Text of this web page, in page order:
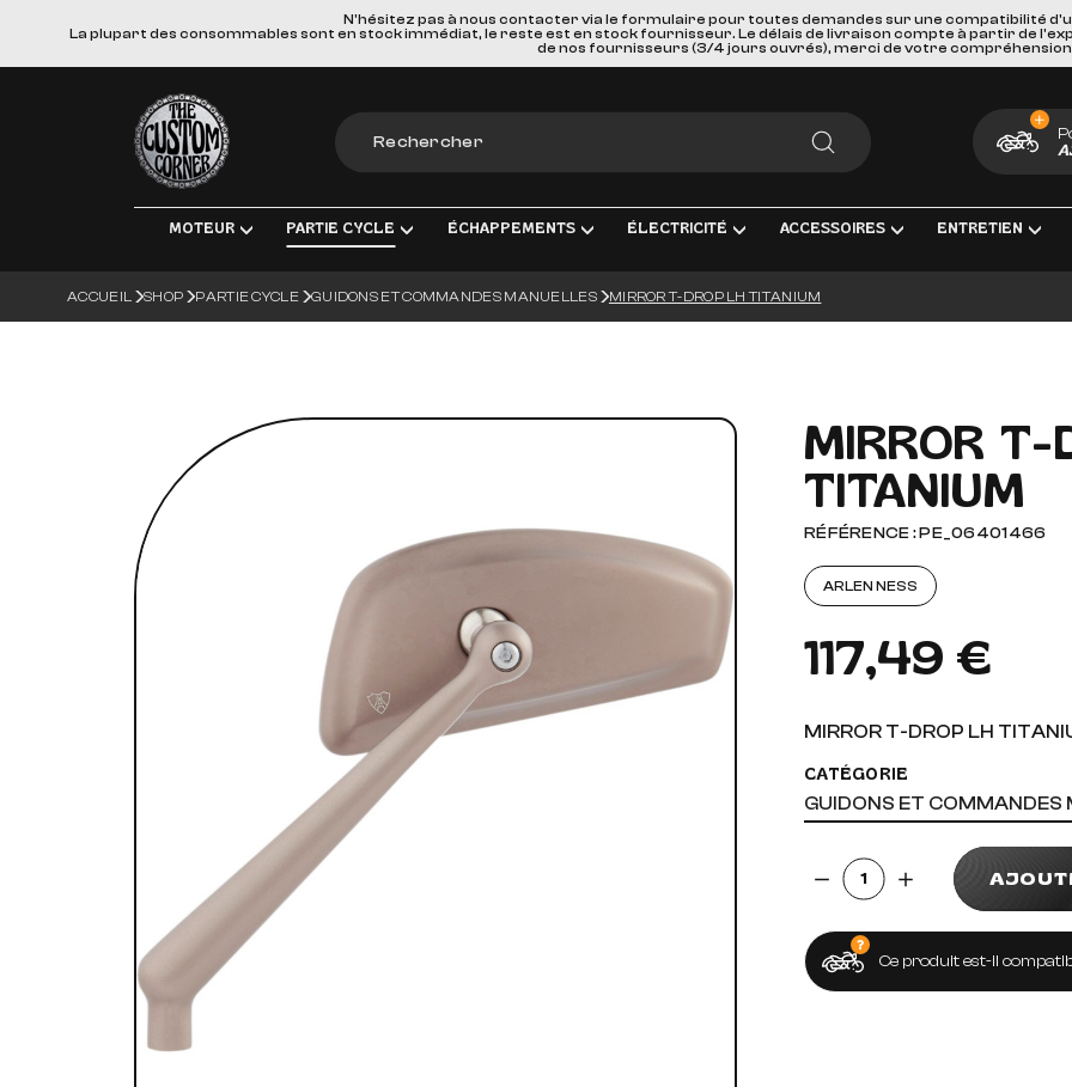
N'hésitez pas à nous contacter via le formulaire pour toutes demandes sur une compatibilité
La plupart des consommables sont en stock immédiat, le reste est en stock fournisseur. Le délais de livraison compte à partir de
de nos fournisseurs (3/4 jours ouvrés), merci de votre compréhension
The Custom Corner
RECHERCHER
MOTEUR
MOTEUR & PIÈCES DE RECHANGE
PARTIE CYCLE
TRANSMISSION FINALE
ROUES & ACCESSOIRES
GUIDONS ET COMMANDES MANUELLES
SELLES & SISSYBARS
REPOSE PIEDS & COMMANDES AUX PIEDS
CHAMBRES À AIR & ACCESSOIRES
ÉCHAPPEMENTS
LIGNES D'ÉCHAPPEMENT COMPLÈTE
ÉLECTRICITÉ
ÉLECTRICITÉ ET MESURE
ACCESSOIRES
BAGAGERIE
ACCESSOIRES DIVERS
RETROVISEURS
AUDIO, VIDÉO ET FIXATIONS
ENTRETIEN
HUILES, PRODUIT CHIMIQUES ET
BOUGIES D'ALLUMAGE
OUTILLAGE
VISSERIE
GOODIES
ACCUEIL SHOP PARTIE CYCLE GUIDONS ET COMMANDES MANUELLES MIRROR T-DROP LH TITANIUM
MIRROR T-
TITANIUM
RÉFÉRENCE : PE_06401466
ARLEN NESS
117,49 €
MIRROR T-DROP LH
CATÉGORIE
GUIDONS ET COMMANDES
Quantité
Ce produit est-il